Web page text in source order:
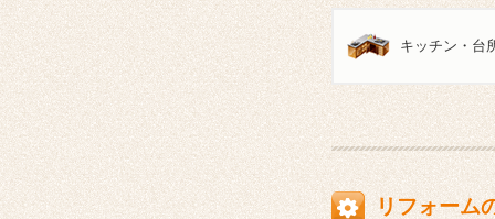
キッチン・台
リフォーム